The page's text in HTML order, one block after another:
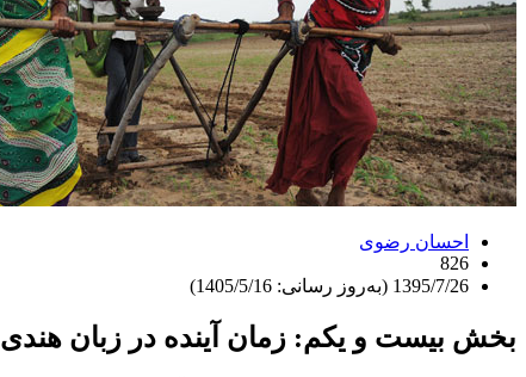
احسان رضوی
826
1395/7/26 (به‌روز رسانی: 1405/5/16)
بخش بیست و یکم: زمان آینده در زبان هندی